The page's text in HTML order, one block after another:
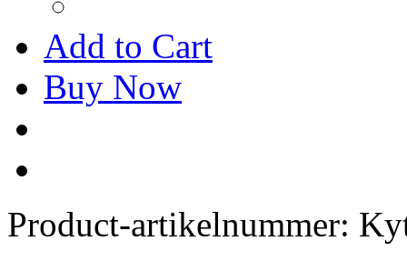
Add to Cart
Buy Now
Product-artikelnummer: